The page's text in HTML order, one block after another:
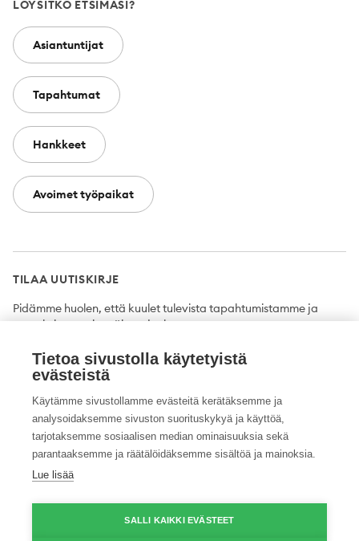
LÖYSITKÖ ETSIMÄSI?
Asiantuntijat
Tapahtumat
Hankkeet
Avoimet työpaikat
TILAA UUTISKIRJE
Pidämme huolen, että kuulet tulevista tapahtumistamme ja
uutuuksista ensimmäisten joukossa.
Tilaa
Twitter FacebookYouTubeInstagramLinkedIn
Tietoa sivustolla käytetyistä
evästeistä
Käytämme sivustollamme evästeitä kerätäksemme ja
analysoidaksemme sivuston suorituskykyä ja käyttöä,
tarjotaksemme sosiaalisen median ominaisuuksia sekä
parantaaksemme ja räätälöidäksemme sisältöä ja mainoksia.
Lue lisää
SALLI KAIKKI EVÄSTEET